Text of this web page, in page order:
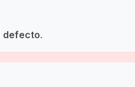
defecto.